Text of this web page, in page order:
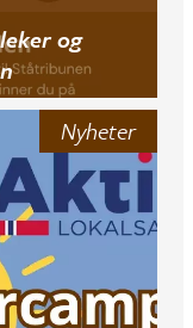
og
Nyheter